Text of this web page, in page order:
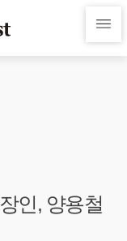
인, 양용철